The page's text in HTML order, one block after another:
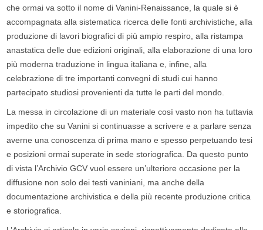
che ormai va sotto il nome di Vanini-Renaissance, la quale si è
accompagnata alla sistematica ricerca delle fonti archivistiche, alla
produzione di lavori biografici di più ampio respiro, alla ristampa
anastatica delle due edizioni originali, alla elaborazione di una loro
più moderna traduzione in lingua italiana e, infine, alla
celebrazione di tre importanti convegni di studi cui hanno
partecipato studiosi provenienti da tutte le parti del mondo.
La messa in circolazione di un materiale così vasto non ha tuttavia
impedito che su Vanini si continuasse a scrivere e a parlare senza
averne una conoscenza di prima mano e spesso perpetuando tesi
e posizioni ormai superate in sede storiografica. Da questo punto
di vista l’Archivio GCV vuol essere un’ulteriore occasione per la
diffusione non solo dei testi vaniniani, ma anche della
documentazione archivistica e della più recente produzione critica
e storiografica.